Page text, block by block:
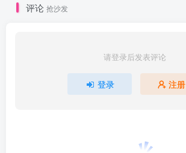
评论 抢沙发
请登录后发表评论
登录 注册